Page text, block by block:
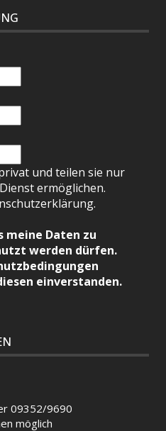
und teilen sie nur
ermöglichen.
meine Daten zu
werden dürfen.
einverstanden.
09352/9690
möglich